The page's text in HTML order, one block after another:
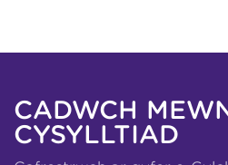
CADWCH
CYSYLLTIAD